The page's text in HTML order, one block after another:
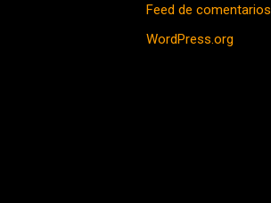
Feed de comentarios
WordPress.org